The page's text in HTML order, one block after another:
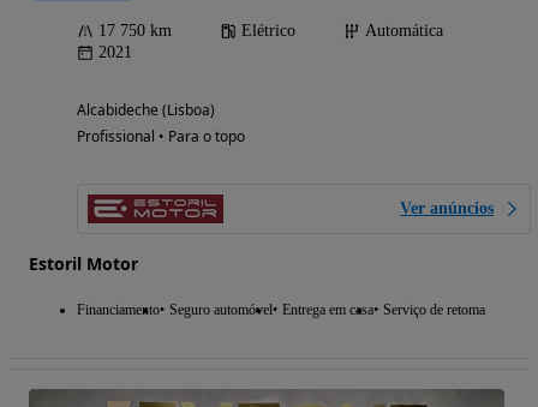
17 750 km Elétrico
Automática
2021
Alcabideche (Lisboa)
Profissional • Para o topo
Ver anúncios
Estoril Motor
Financiamento Seguro automóvel Entrega em casa Serviço de retoma